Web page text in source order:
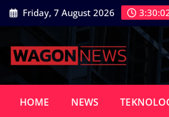
Skip
to
Friday, 7 August 2026
HOME NEWS